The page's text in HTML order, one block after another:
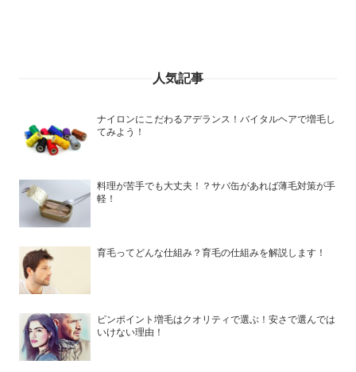
人気記事
ナイロンにこだわるアデランス！バイタルヘアで増毛し
てみよう！
料理が苦手でも大丈夫！？サバ缶があれば薄毛対策が手
軽！
育毛ってどんな仕組み？育毛の仕組みを解説します！
ピンポイント増毛はクオリティで選ぶ！安さで選んでは
いけない理由！